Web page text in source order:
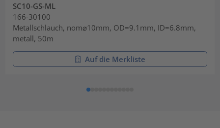
SC10-GS-ML
166-30100
Metallschlauch, nom⌀10mm, OD=9.1mm, ID=6.8mm,
metall, 50m
Auf die Merkliste